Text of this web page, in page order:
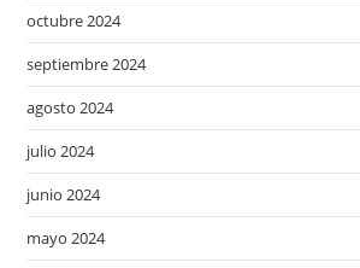
octubre 2024
septiembre 2024
agosto 2024
julio 2024
junio 2024
mayo 2024